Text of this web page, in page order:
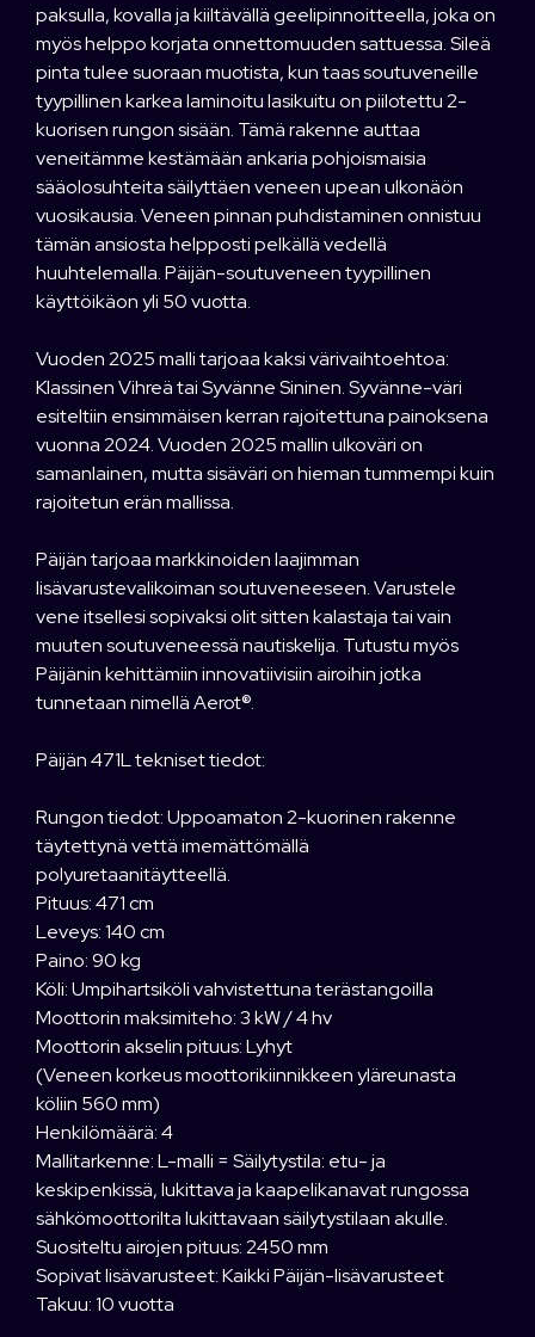
paksulla, kovalla ja kiiltävällä geelipinnoitteella, joka on
myös helppo korjata onnettomuuden sattuessa. Sileä
pinta tulee suoraan muotista, kun taas soutuveneille
tyypillinen karkea laminoitu lasikuitu on piilotettu 2-
kuorisen rungon sisään. Tämä rakenne auttaa
veneitämme kestämään ankaria pohjoismaisia
sääolosuhteita säilyttäen veneen upean ulkonäön
vuosikausia. Veneen pinnan puhdistaminen onnistuu
tämän ansiosta helpposti pelkällä vedellä
huuhtelemalla. Päijän-soutuveneen tyypillinen
käyttöikäon yli 50 vuotta.
Vuoden 2025 malli tarjoaa kaksi värivaihtoehtoa:
Klassinen Vihreä tai Syvänne Sininen. Syvänne-väri
esiteltiin ensimmäisen kerran rajoitettuna painoksena
vuonna 2024. Vuoden 2025 mallin ulkoväri on
samanlainen, mutta sisäväri on hieman tummempi kuin
rajoitetun erän mallissa.
Päijän tarjoaa markkinoiden laajimman
lisävarustevalikoiman soutuveneeseen. Varustele
vene itsellesi sopivaksi olit sitten kalastaja tai vain
muuten soutuveneessä nautiskelija. Tutustu myös
Päijänin kehittämiin innovatiivisiin airoihin jotka
tunnetaan nimellä Aerot®.
Päijän 471L tekniset tiedot:
Rungon tiedot: Uppoamaton 2-kuorinen rakenne
täytettynä vettä imemättömällä
polyuretaanitäytteellä.
Pituus: 471 cm
Leveys: 140 cm
Paino: 90 kg
Köli: Umpihartsiköli vahvistettuna terästangoilla
Moottorin maksimiteho: 3 kW / 4 hv
Moottorin akselin pituus: Lyhyt
(Veneen korkeus moottorikiinnikkeen yläreunasta
köliin 560 mm)
Henkilömäärä: 4
Mallitarkenne: L-malli = Säilytystila: etu- ja
keskipenkissä, lukittava ja kaapelikanavat rungossa
sähkömoottorilta lukittavaan säilytystilaan akulle.
Suositeltu airojen pituus: 2450 mm
Sopivat lisävarusteet: Kaikki Päijän-lisävarusteet
Takuu: 10 vuotta